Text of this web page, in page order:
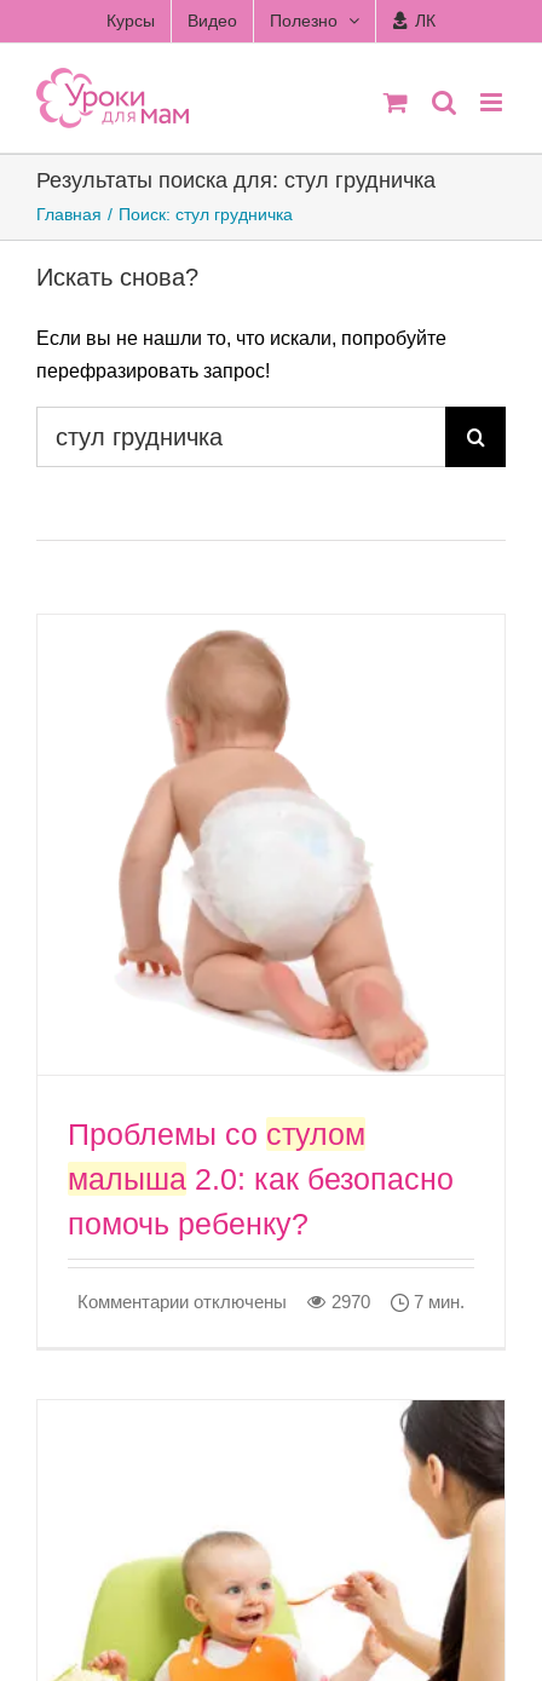
to
content
Курсы Видео Полезно ЛК
Результаты поиска для: стул грудничка
Главная Поиск: стул грудничка
Искать снова?
Если вы не нашли то, что искали, попробуйте
перефразировать запрос!
поиска:
Проблемы со стулом
малыша 2.0: как безопасно
помочь ребенку?
Комментариик
безопасно
помочь
ребенку?
отключены 2970 7 мин.